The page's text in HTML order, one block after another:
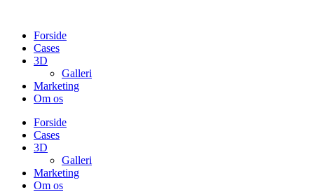
contentForside
Cases
3D
Galleri
Marketing
Om os
Forside
Cases
3D
Galleri
Marketing
Om os